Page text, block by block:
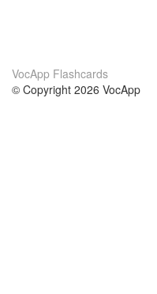
VocApp Flashcards
© Copyright 2026 VocApp